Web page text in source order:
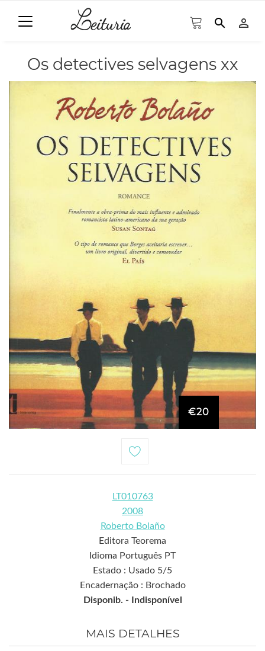
search person_outline
Os detectives selvagens xx
€20
LT010763
2008
Roberto Bolaño
Editora Teorema
Idioma Português PT
Estado : Usado 5/5
Encadernação : Brochado
Disponib. - Indisponível
MAIS DETALHES